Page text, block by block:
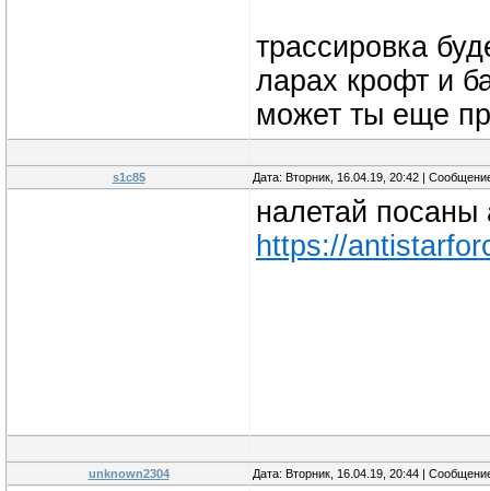
трассировка
ларах крофт и
может ты еще
s1c85 Дата: Вторник, 16.04.19, 20:42 |
налетай посаны
https://
unknown2304 Дата: Вторник, 16.04.19, 20:44 |